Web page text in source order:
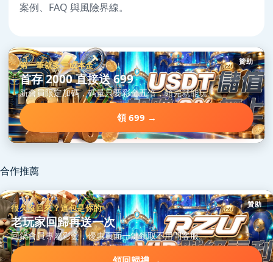
案例、FAQ 與風險界線。
贊助
第一筆就多三成本金
首存 2000 直接送 699
新會員限定加碼，碼量只要彩金五倍，領完就能玩。
領 699 →
合作推薦
贊助
很久沒回來？這包是你的
老玩家回歸再送一次
回鍋會員專屬彩金，優惠頁面一鍵領取不用問客服。